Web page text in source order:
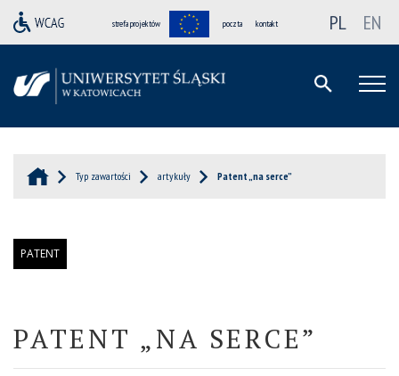
strefa projektów poczta kontakt PL EN
Typ zawartości artykuły Patent „na serce”
PATENT
PATENT „NA SERCE”